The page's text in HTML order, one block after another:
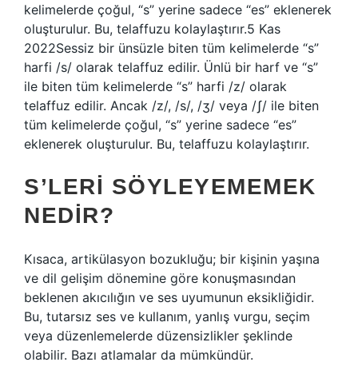
kelimelerde çoğul, “s” yerine sadece “es” eklenerek
oluşturulur. Bu, telaffuzu kolaylaştırır.5 Kas
2022Sessiz bir ünsüzle biten tüm kelimelerde “s”
harfi /s/ olarak telaffuz edilir. Ünlü bir harf ve “s”
ile biten tüm kelimelerde “s” harfi /z/ olarak
telaffuz edilir. Ancak /z/, /s/, /ʒ/ veya /ʃ/ ile biten
tüm kelimelerde çoğul, “s” yerine sadece “es”
eklenerek oluşturulur. Bu, telaffuzu kolaylaştırır.
S’LERI SÖYLEYEMEMEK
NEDIR?
Kısaca, artikülasyon bozukluğu; bir kişinin yaşına
ve dil gelişim dönemine göre konuşmasından
beklenen akıcılığın ve ses uyumunun eksikliğidir.
Bu, tutarsız ses ve kullanım, yanlış vurgu, seçim
veya düzenlemelerde düzensizlikler şeklinde
olabilir. Bazı atlamalar da mümkündür.